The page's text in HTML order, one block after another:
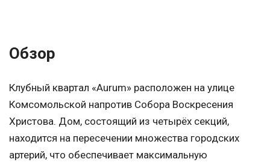
Обзор
Клубный квартал «Aurum» расположен на улице
Комсомольской напротив Собора Воскресения
Христова. Дом, состоящий из четырёх секций,
находится на пересечении множества городских
артерий, что обеспечивает максимальную